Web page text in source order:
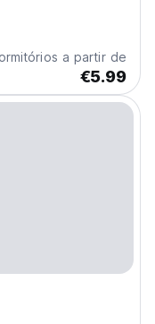
a partir de
€5.99